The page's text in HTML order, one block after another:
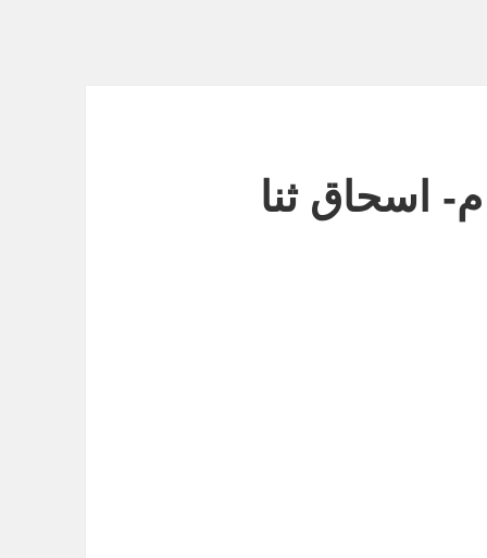
اسحاق ثنا